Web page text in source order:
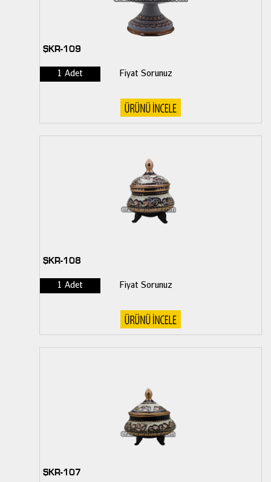
ŞKR-109
1 Adet Fiyat Sorunuz
ŞKR-108
1 Adet Fiyat Sorunuz
ŞKR-107